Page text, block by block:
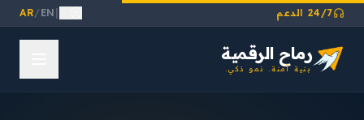
24/7 الدعم EN
/
AR
رماح الرقمية
بنية آمنة. نمو ذكي.